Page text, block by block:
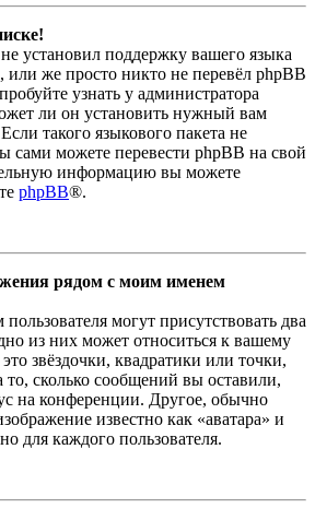
установил поддержку вашего языка
или же просто никто не перевёл phpBB
узнать у администратора
ли он установить нужный вам
такого языкового пакета не
сами можете перевести phpBB на свой
информацию вы можете
phpBB®.
рядом с моим именем
могут присутствовать два
из них может относиться к вашему
звёздочки, квадратики или точки,
сколько сообщений вы оставили,
на конференции. Другое, обычно
известно как «аватара» и
для каждого пользователя.